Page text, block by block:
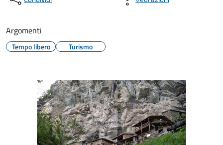
Argomenti
Tempo libero Turismo